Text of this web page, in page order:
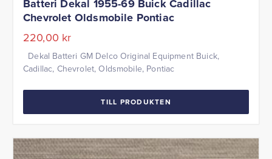
Batteri Dekal 1955-69 Buick Cadillac
Chevrolet Oldsmobile Pontiac
220,00 kr
Dekal Batteri GM Delco Original Equipment Buick,
Cadillac, Chevrolet, Oldsmobile, Pontiac
TILL PRODUKTEN